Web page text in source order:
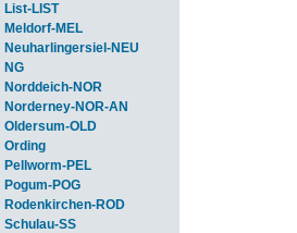
List-LIST
Meldorf-MEL
Neuharlingersiel-NEU
NG
Norddeich-NOR
Norderney-NOR-AN
Oldersum-OLD
Ording
Pellworm-PEL
Pogum-POG
Rodenkirchen-ROD
Schulau-SS